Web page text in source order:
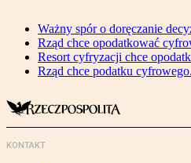
Ważny spór o doręczanie
Rząd chce opodatkować
Resort cyfryzacji chce
Rząd chce podatku
KONTAKT